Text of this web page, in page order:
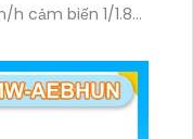
h cảm biến 1/1.8